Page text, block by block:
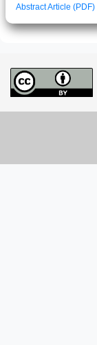
AbstractArticle (PDF)